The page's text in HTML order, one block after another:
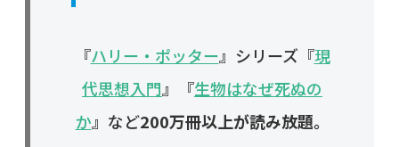
『ハリー・ポッター』シリーズ『現
代思想入門』『生物はなぜ死ぬの
か』など200万冊以上が読み放題。